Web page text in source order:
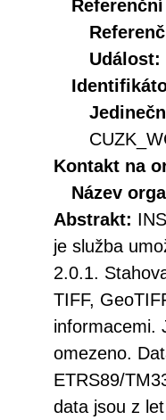
Událost:
Kontakt na
Název
Abstrakt:
je služba
2.0.1.
TIFF,
informacemi.
omezeno.
ETRS89/
data jsou z